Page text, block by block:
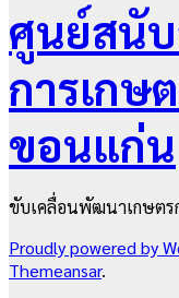
ศูนย์สนั
การเกษ
ขอนแก่น
ขับเคลื่อนพัฒนาเกษตร
Proudly powered by
Themeansar.